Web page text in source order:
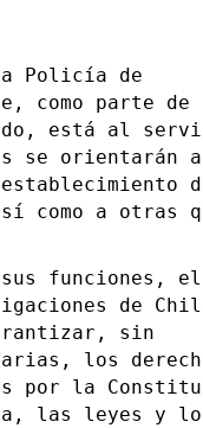
Policía de
como parte de
está al
se orientarán
como a otras
funciones, el
de
sin
los
por la
las leyes y